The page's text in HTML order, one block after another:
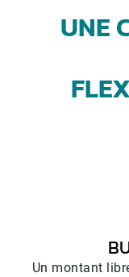
UNE
Un montant